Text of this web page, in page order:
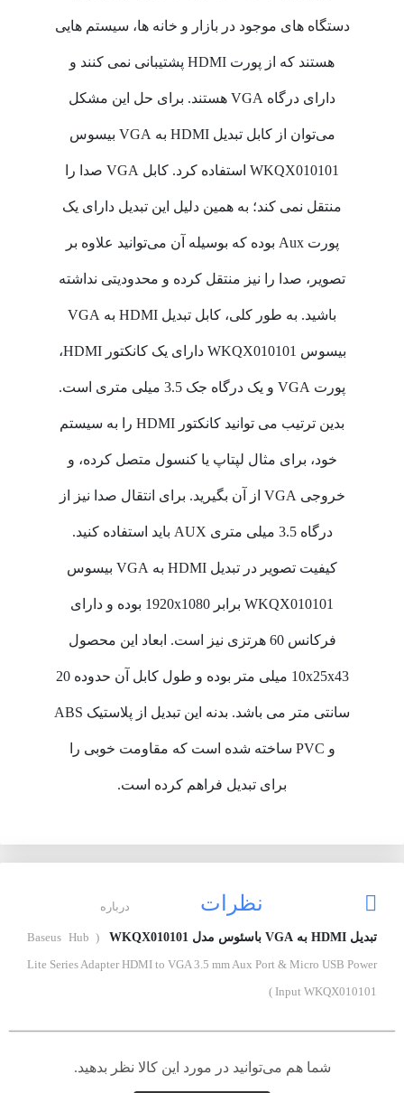
دستگاه های موجود در بازار و خانه ها، سیستم هایی
هستند که از پورت HDMI پشتیبانی نمی کنند و
دارای درگاه VGA هستند. برای حل این مشکل
می‌توان از کابل تبدیل HDMI به VGA بیسوس
WKQX010101 استفاده کرد. کابل VGA صدا را
منتقل نمی کند؛ به همین دلیل این تبدیل دارای یک
پورت Aux بوده که بوسیله آن می‌توانید علاوه بر
تصویر، صدا را نیز منتقل کرده و محدودیتی نداشته
باشید. به طور کلی، کابل تبدیل HDMI به VGA
بیسوس WKQX010101 دارای یک کانکتور HDMI،
پورت VGA و یک درگاه جک 3.5 میلی متری است.
بدین ترتیب می توانید کانکتور HDMI را به سیستم
خود، برای مثال لپتاپ یا کنسول متصل کرده، و
خروجی VGA از آن بگیرید. برای انتقال صدا نیز از
درگاه 3.5 میلی متری AUX باید استفاده کنید.
کیفیت تصویر در تبدیل HDMI به VGA بیسوس
WKQX010101 برابر 1920x1080 بوده و دارای
فرکانس 60 هرتزی نیز است. ابعاد این محصول
10x25x43 میلی متر بوده و طول کابل آن حدوده 20
سانتی متر می باشد. بدنه این تبدیل از پلاستیک ABS
و PVC ساخته شده است که مقاومت خوبی را
برای تبدیل فراهم کرده است.
نظرات درباره
تبدیل HDMI به VGA باسئوس مدل WKQX010101
( Baseus Hub
Lite Series Adapter HDMI to VGA 3.5 mm Aux Port & Micro USB Power
Input WKQX010101 )
شما هم می‌توانید در مورد این کالا نظر بدهید.